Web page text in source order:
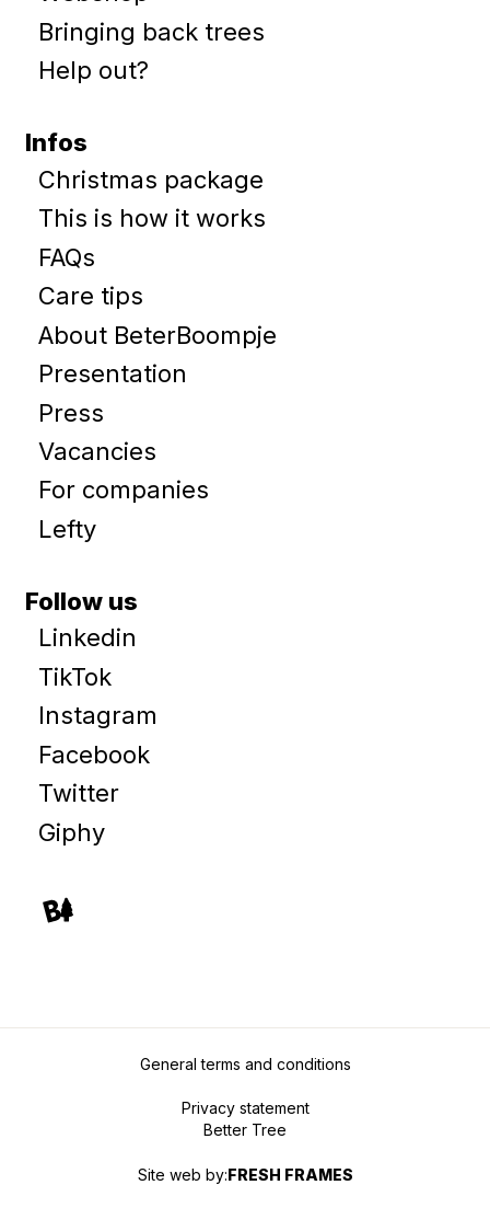
Bringing back trees
Help out?
Infos
Christmas package
This is how it works
FAQs
Care tips
About BeterBoompje
Presentation
Press
Vacancies
For companies
Lefty
Follow us
Linkedin
TikTok
Instagram
Facebook
Twitter
Giphy
Better Tree
Site web by:FRESH FRAMES
General terms and conditions
Privacy statement